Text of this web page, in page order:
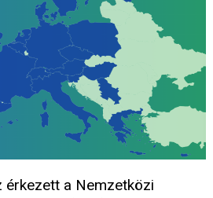
a Nemzetközi